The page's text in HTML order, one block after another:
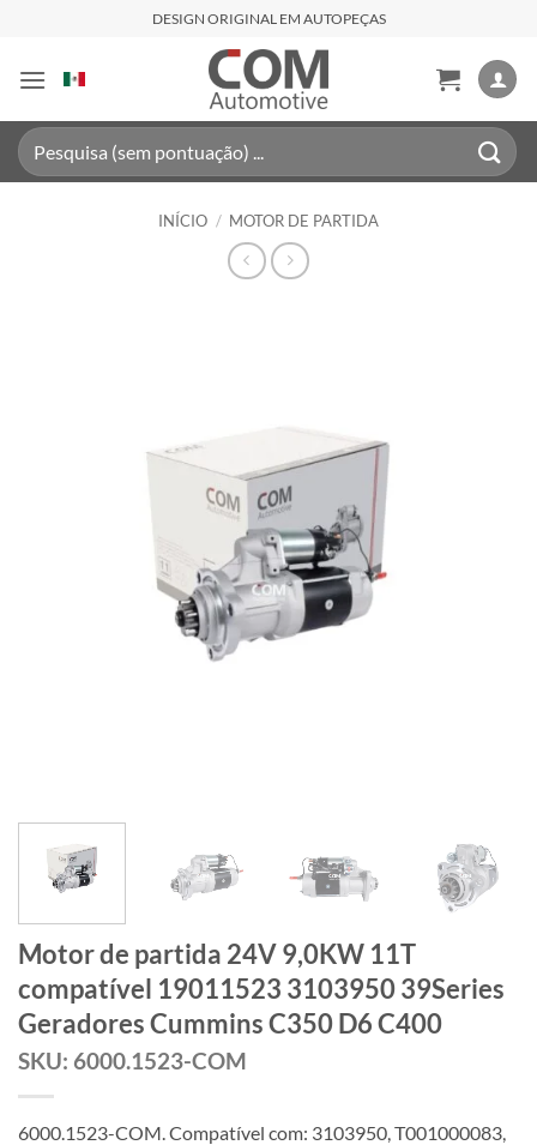
content
DESIGN ORIGINAL EM AUTOPEÇAS
Pesquisar
por:
INÍCIO / MOTOR DE PARTIDA
Motor de partida 24V 9,0KW 11T
compatível 19011523 3103950 39Series
Geradores Cummins C350 D6 C400
SKU: 6000.1523-COM
6000.1523-COM. Compatível com: 3103950, T001000083,